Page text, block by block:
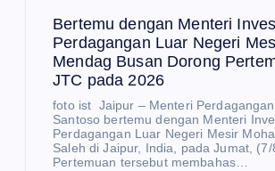
Bertemu dengan Menteri
Perdagangan Luar Negeri
Mendag Busan Dorong
JTC pada 2026
foto ist Jaipur – Menteri
Santoso bertemu dengan Menteri
Perdagangan Luar Negeri Mesir
Saleh di Jaipur, India, pada Jumat, (7/
Pertemuan tersebut membahas…